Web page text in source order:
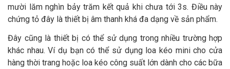
mười lăm nghìn bảy trăm kết quả khi chưa tới 3s. Điều này
chứng tỏ đây là thiết bị âm thanh khá đa dạng về sản phẩm.
Đây cũng là thiết bị có thể sử dụng trong nhiều trường hợp
khác nhau. Ví dụ bạn có thể sử dụng loa kéo mini cho cửa
hàng thời trang hoặc loa kéo công suất lớn dành cho các bữa